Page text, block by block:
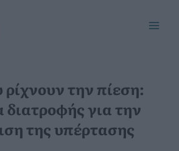
την πίεση:
για την
της υπέρτασης